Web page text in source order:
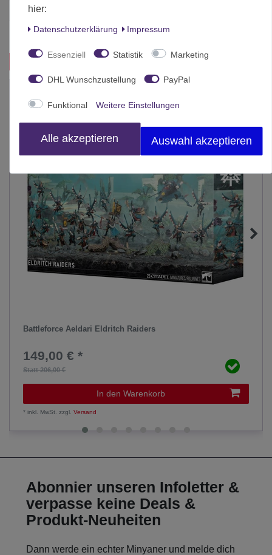
Herstellungsland
Inhalt 1 Stück
Battleforce Aeldari Eldritch Raiders
Statt 206,00 €
149,00 € *
In den Warenkorb
*inkl. MwSt. zzgl.Versand
Abonnier unseren Infoletter &
verpasse keine Deals &
Produkt-Neuheiten
Dann werde ein echter Minyaner und melde dich
hier:
Daten­schutz­erklärung Impressum
Essenziell Statistik Marketing
DHL Wunschzustellung PayPal
Funktional Weitere Einstellungen
Alle akzeptieren Auswahl akzeptieren